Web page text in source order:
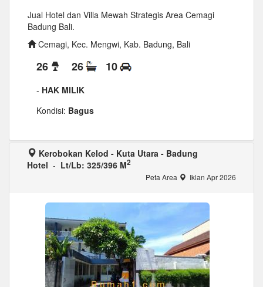
Jual Hotel dan Villa Mewah Strategis Area Cemagi
Badung Bali.
Cemagi, Kec. Mengwi, Kab. Badung, Bali
26 26 10
- HAK MILIK
Kondisi: Bagus
Kerobokan Kelod - Kuta Utara - Badung
Hotel - Lt/Lb: 325/396 M2
Peta Area Iklan Apr 2026